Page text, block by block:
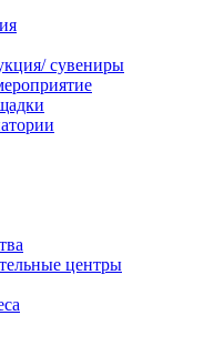
сувениры
центры